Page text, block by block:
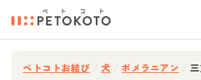
ペトコトお結び 犬 ポメラニアン